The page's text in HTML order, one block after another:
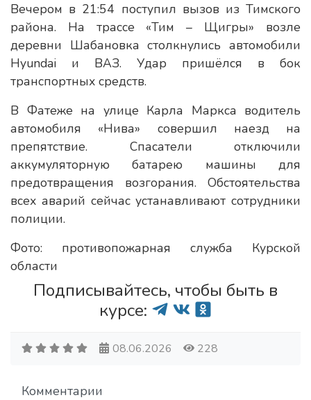
Вечером в 21:54 поступил вызов из Тимского
района. На трассе «Тим – Щигры» возле
деревни Шабановка столкнулись автомобили
Hyundai и ВАЗ. Удар пришёлся в бок
транспортных средств.
В Фатеже на улице Карла Маркса водитель
автомобиля «Нива» совершил наезд на
препятствие. Спасатели отключили
аккумуляторную батарею машины для
предотвращения возгорания. Обстоятельства
всех аварий сейчас устанавливают сотрудники
полиции.
Фото: противопожарная служба Курской
области
Подписывайтесь, чтобы быть в
курсе:
08.06.2026 228
Комментарии